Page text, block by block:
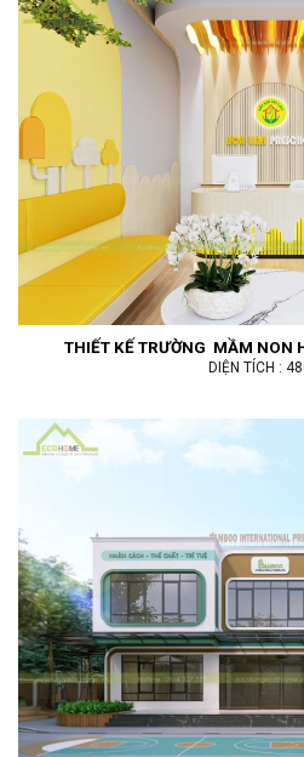
THIẾT KẾ TRƯỜNG MẦM NON
DIỆN TÍCH :